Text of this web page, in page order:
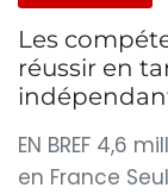
Les
réussir en
EN BREF 4,6
en France